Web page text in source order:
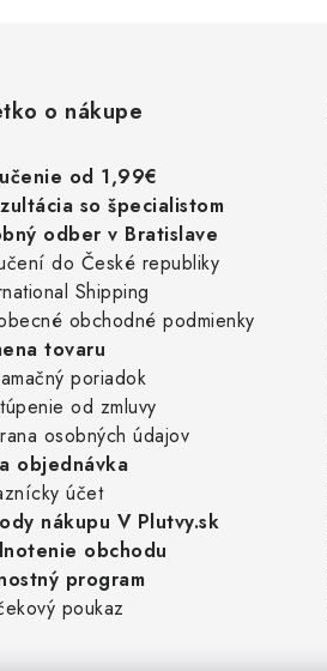
o nákupe
od 1,99€
so špecialistom
odber v Bratislave
do České republiky
Shipping
obchodné podmienky
tovaru
poriadok
od zmluvy
osobných údajov
objednávka
účet
nákupu V Plutvy.sk
obchodu
program
poukaz